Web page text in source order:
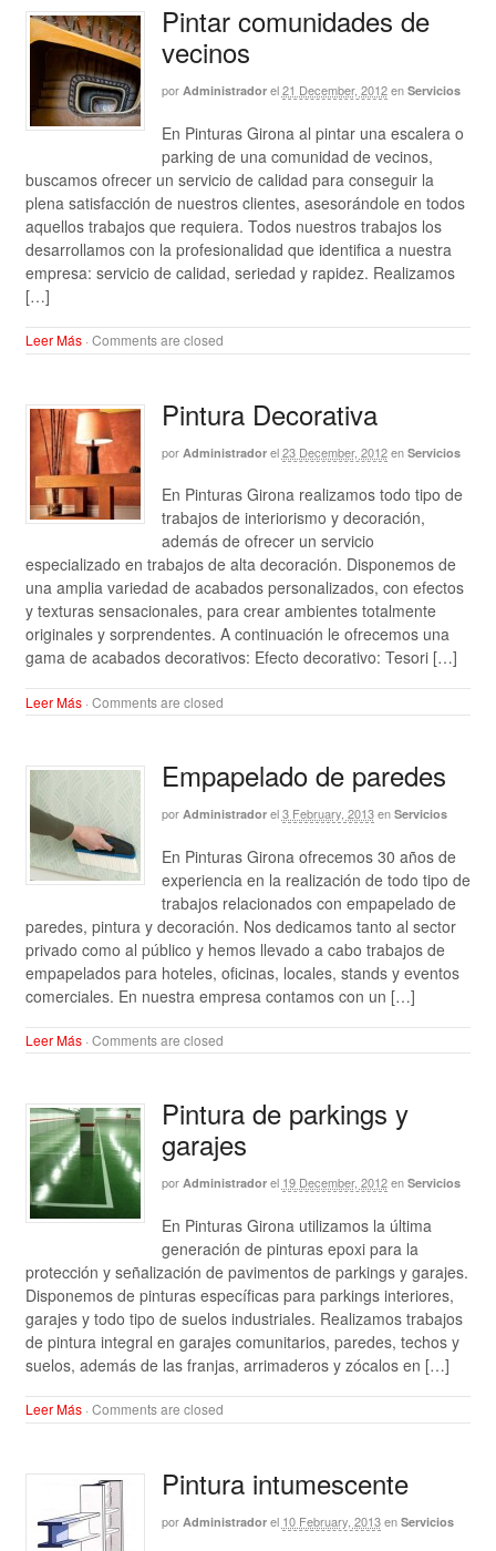
Pintar comunidades de
vecinos
por Administrador el 21 December, 2012 en Servicios
En Pinturas Girona al pintar una escalera o
parking de una comunidad de vecinos,
buscamos ofrecer un servicio de calidad para conseguir la
plena satisfacción de nuestros clientes, asesorándole en todos
aquellos trabajos que requiera. Todos nuestros trabajos los
desarrollamos con la profesionalidad que identifica a nuestra
empresa: servicio de calidad, seriedad y rapidez. Realizamos
[…]
Leer Más· Comments are closed
Pintura Decorativa
por Administrador el 23 December, 2012 en Servicios
En Pinturas Girona realizamos todo tipo de
trabajos de interiorismo y decoración,
además de ofrecer un servicio
especializado en trabajos de alta decoración. Disponemos de
una amplia variedad de acabados personalizados, con efectos
y texturas sensacionales, para crear ambientes totalmente
originales y sorprendentes. A continuación le ofrecemos una
gama de acabados decorativos: Efecto decorativo: Tesori […]
Leer Más· Comments are closed
Empapelado de paredes
por Administrador el 3 February, 2013 en Servicios
En Pinturas Girona ofrecemos 30 años de
experiencia en la realización de todo tipo de
trabajos relacionados con empapelado de
paredes, pintura y decoración. Nos dedicamos tanto al sector
privado como al público y hemos llevado a cabo trabajos de
empapelados para hoteles, oficinas, locales, stands y eventos
comerciales. En nuestra empresa contamos con un […]
Leer Más· Comments are closed
Pintura de parkings y
garajes
por Administrador el 19 December, 2012 en Servicios
En Pinturas Girona utilizamos la última
generación de pinturas epoxi para la
protección y señalización de pavimentos de parkings y garajes.
Disponemos de pinturas específicas para parkings interiores,
garajes y todo tipo de suelos industriales. Realizamos trabajos
de pintura integral en garajes comunitarios, paredes, techos y
suelos, además de las franjas, arrimaderos y zócalos en […]
Leer Más· Comments are closed
Pintura intumescente
por Administrador el 10 February, 2013 en Servicios